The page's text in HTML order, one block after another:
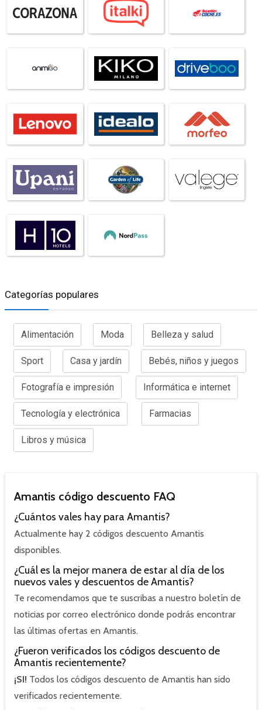
Categorías populares
Alimentación Moda Belleza y salud
Sport Casa y jardín Bebés, niños y juegos
Fotografía e impresión Informática e internet
Tecnología y electrónica Farmacias
Libros y música
Amantis código descuento FAQ
¿Cuántos vales hay para Amantis?
Actualmente hay 2 códigos descuento Amantis
disponibles.
¿Cuál es la mejor manera de estar al día de los
nuevos vales y descuentos de Amantis?
Te recomendamos que te suscribas a nuestro boletín de
noticias por correo electrónico donde podrás encontrar
las últimas ofertas en Amantis.
¿Fueron verificados los códigos descuento de
Amantis recientemente?
¡SI! Todos los códigos descuento de Amantis han sido
verificados recientemente.